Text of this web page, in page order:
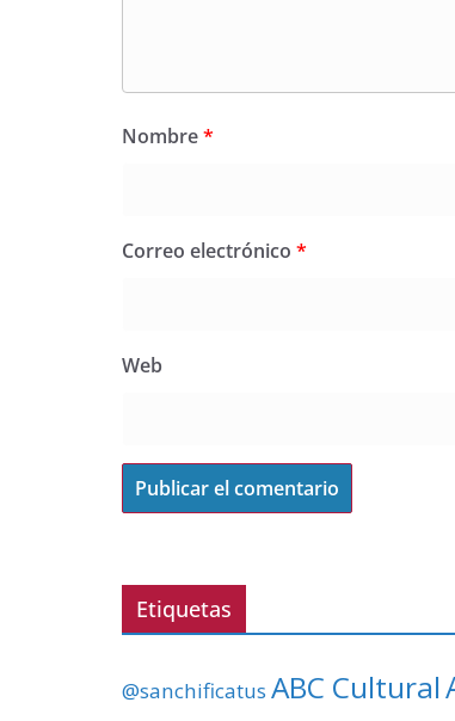
Nombre*
Correo electrónico *
Web
Etiquetas
@sanchificatus ABC Cultural